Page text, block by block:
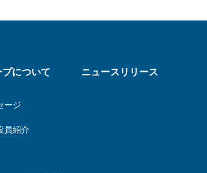
プについて
ージ
員紹介
ニュースリリース